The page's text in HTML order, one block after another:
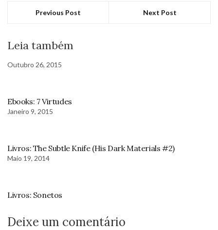
Previous Post Next Post
Leia também
Outubro 26, 2015
Ebooks: 7 Virtudes
Janeiro 9, 2015
Livros: The Subtle Knife (His Dark Materials #2)
Maio 19, 2014
Livros: Sonetos
Deixe um comentário